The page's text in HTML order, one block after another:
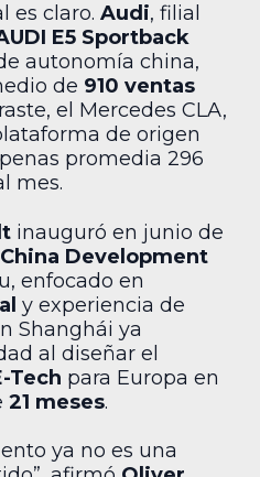
es claro. Audi, filial
E5 Sportback
autonomía china,
de 910 ventas
el Mercedes CLA,
de origen
promedia 296
mes.
inauguró en junio de
Development
enfocado en
y experiencia de
Shanghái ya
al diseñar el
Tech para Europa en
21 meses.
ya no es una